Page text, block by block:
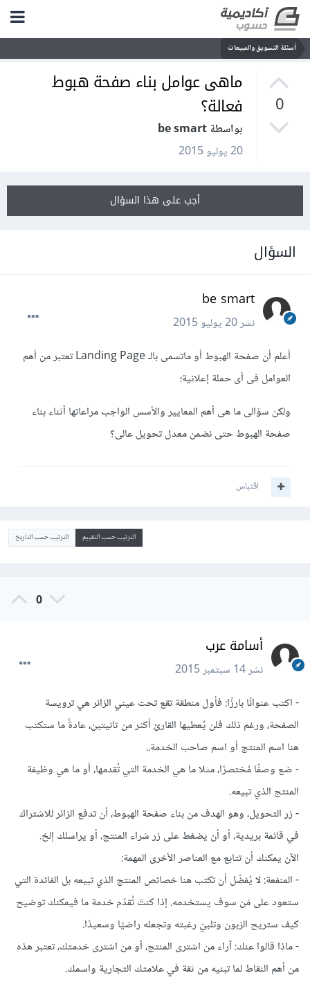
أسئلة التسويق والمبيعات
0
ماهى عوامل بناء صفحة هبوط
فعالة؟
بواسطة be smart
20 يوليو 2015
أجب على هذا السؤال
السؤال
be smart
نشر20 يوليو 2015
أعلم أن صفحة الهبوط أو ماتسمى بالـ Landing Page تعتبر من أهم
العوامل فى أى حملة إعلانية؛
ولكن سؤالى ما هى أهم المعايير والأسس الواجب مراعاتها أثناء بناء
صفحة الهبوط حتى نضمن معدل تحويل عالى؟
اقتباس
الترتيب حسب التقييم الترتيب حسب التاريخ
0
أسامة عرب
نشر14 سبتمبر 2015
- اكتب عنوانًا بارزًا: فأول منطقة تقع تحت عيني الزائر هي ترويسة
الصفحة، ورغم ذلك فلن يُعطيها القارئ أكثر من ثانيتين، عادةً ما ستكتب
هنا اسم المنتج أو اسم صاحب الخدمة..
- ضع وصفًا مُختصرًا، مثلا ما هي الخدمة التي تُقدمها، أو ما هي وظيفة
المنتج الذي تبيعه.
- زر التحويل، وهو الهدف من بناء صفحة الهبوط، أن تدفع الزائر للاشتراك
في قائمة بريدية، أو أن يضغط على زر شراء المنتج، أو يراسلك إلخ.
الآن يمكنك أن تتابع مع العناصر الأخرى المهمة:
- المنفعة: لا يُفضّل أن تكتب هنا خصائص المنتج الذي تبيعه بل الفائدة التي
ستعود على مَن سوف يستخدمه. إذا كنتَ تُقدّم خدمة ما فيمكنك توضيح
كيف ستريح الزبون وتلبيّ رغبته وتجعله راضيًا وسعيدًا.
- ماذا قالوا عنك: آراء من اشترى المنتج، أو من اشترى خدمتك، تعتبر هذه
من أهم النقاط لما تبنيه من ثقة في علامتك التجارية واسمك.